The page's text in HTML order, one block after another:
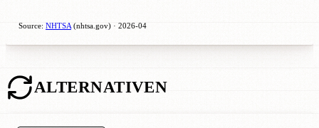
Source: NHTSA(nhtsa.gov) · 2026-04
ALTERNATIVEN